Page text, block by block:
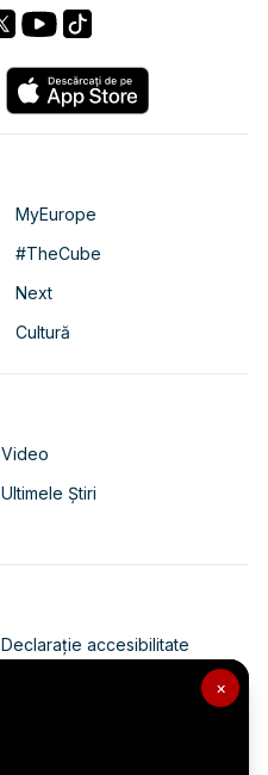
×
MyEurope
#TheCube
Next
Cultură
Video
Ultimele Știri
Declarație accesibilitate
Politica de confidențialitate